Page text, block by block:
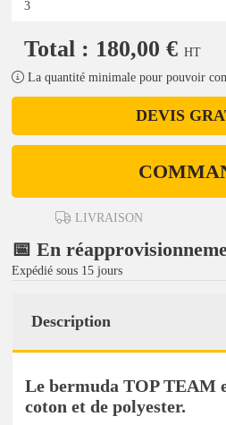
Total : 180,00 € HT
La quantité minimale pour pouvoir
DEVIS
LIVRAISON
📅 En
Expédié sous 15 jours
Description
Le bermuda TOP TEAM
coton et de polyester.